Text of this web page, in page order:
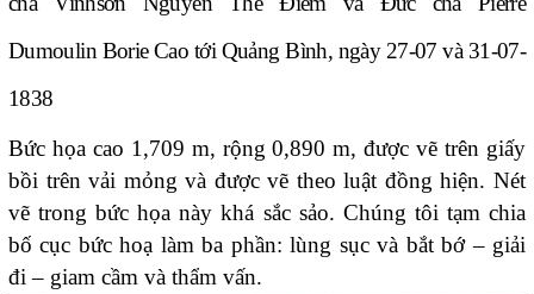
Dumoulin Borie Cao tới Quảng Bình, ngày 27-07 và 31-07-
1838
Bức họa cao 1,709 m, rộng 0,890 m, được vẽ trên giấy
bồi trên vải mỏng và được vẽ theo luật đồng hiện. Nét
vẽ trong bức họa này khá sắc sảo. Chúng tôi tạm chia
bố cục bức hoạ làm ba phần: lùng sục và bắt bớ – giải
đi – giam cầm và thẩm vấn.